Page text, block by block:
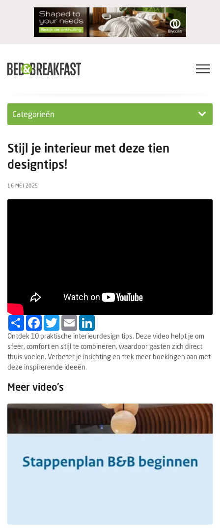
Categorieën
Wet- en regelgeving
Interviews
Stijl je interieur met deze tien
designtips!
16 MEI 2025
Share Facebook
TwitterEmail
Ontdek 10 praktische interieurdesign tips. Deze video helpt je om
sfeer, comfort en stijl te combineren, waardoor gasten zich direct
thuis voelen. Verbeter je inrichting en trek meer boekingen aan met
deze inspirerende ideeën.
Meer video's